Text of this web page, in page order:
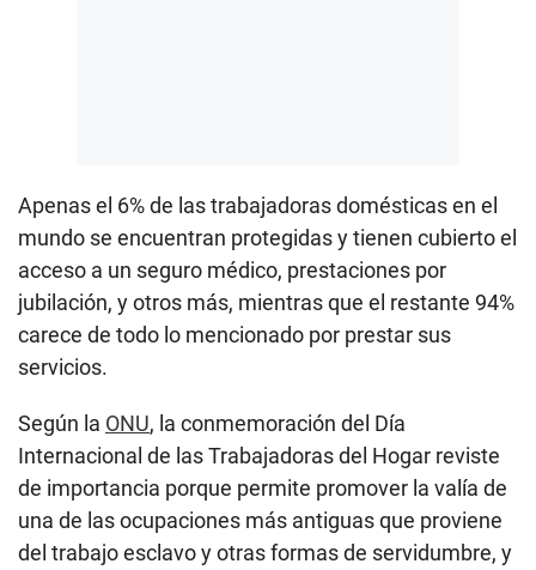
Apenas el 6% de las trabajadoras domésticas en el
mundo se encuentran protegidas y tienen cubierto el
acceso a un seguro médico, prestaciones por
jubilación, y otros más, mientras que el restante 94%
carece de todo lo mencionado por prestar sus
servicios.
Según la ONU, la conmemoración del Día
Internacional de las Trabajadoras del Hogar reviste
de importancia porque permite promover la valía de
una de las ocupaciones más antiguas que proviene
del trabajo esclavo y otras formas de servidumbre, y